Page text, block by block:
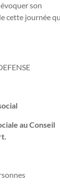
son
cette journée
au Conseil